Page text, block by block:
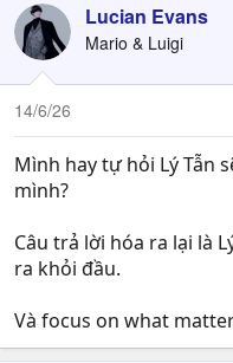
c
t
i
o
n
Lucian Evans
Mario & Luigi
14/6/26
Mình hay tự hỏi Lý Tẫn
mình?
Câu trả lời hóa ra lại là
ra khỏi đầu.
Và focus on what